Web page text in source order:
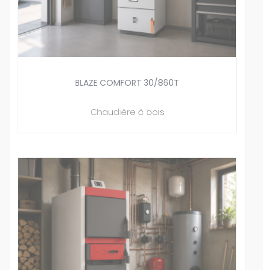
BLAZE COMFORT 30/860T
Chaudière à bois